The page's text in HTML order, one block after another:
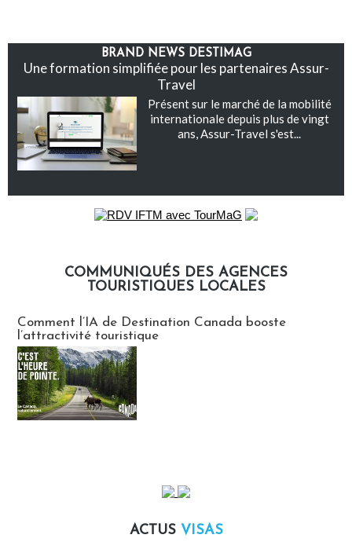
BRAND NEWS DESTIMAG
Une formation simplifiée pour les partenaires Assur-
Travel
Présent sur le marché de la mobilité
internationale depuis plus de vingt
ans, Assur-Travel s'est...
COMMUNIQUÉS DES AGENCES
TOURISTIQUES LOCALES
Comment l’IA de Destination Canada booste
l’attractivité touristique
ACTUS VISAS